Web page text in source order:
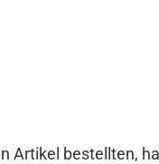
Artikel bestellten,